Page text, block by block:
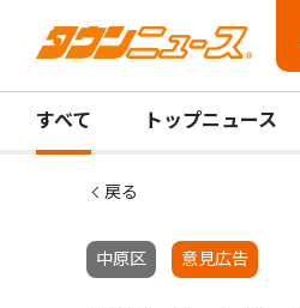
すべて トップニュース
戻る
中原区 意見広告